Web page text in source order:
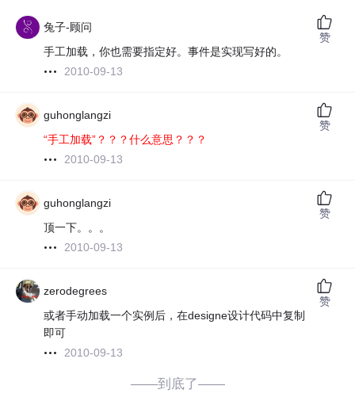
兔子-顾问
手工加载，你也需要指定好。事件是实现写好的。
2010-09-13
赞
guhonglangzi
“手工加载”？？？什么意思？？？
2010-09-13
赞
guhonglangzi
顶一下。。。
2010-09-13
赞
zerodegrees
或者手动加载一个实例后，在designe设计代码中复制
即可
2010-09-13
赞
——到底了——